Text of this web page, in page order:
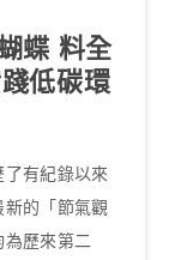
蝶 料全
低碳環
有紀錄以來
的「節氣觀
歷來第二